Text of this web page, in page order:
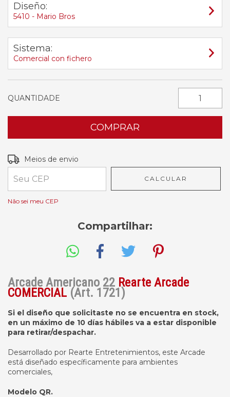
Diseño:
5410 - Mario Bros
Sistema:
Comercial con fichero
QUANTIDADE
Entregas para o CEP:
Meios de envio
CALCULAR
Não sei meu CEP
Compartilhar:
Arcade Americano 22 Rearte Arcade
COMERCIAL (Art. 1721)
Si el diseño que solicitaste no se encuentra en stock,
en un máximo de 10 días hábiles va a estar disponible
para retirar/despachar.
Desarrollado por Rearte Entretenimientos, este Arcade
está diseñado específicamente para ambientes
comerciales,
Modelo QR.